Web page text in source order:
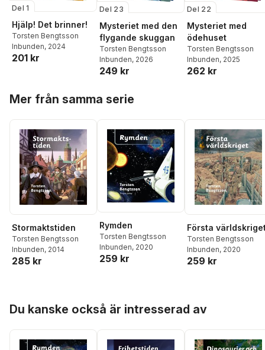
Del 1
Hjälp! Det brinner!
Torsten Bengtsson
Inbunden, 2024
201 kr
Del 23
Mysteriet med den
flygande skuggan
Torsten Bengtsson
Inbunden, 2026
249 kr
Del 22
Mysteriet med
ödehuset
Torsten Bengtsson
Inbunden, 2025
262 kr
Mer från samma serie
Stormaktstiden
Torsten Bengtsson
Inbunden, 2014
285 kr
Rymden
Torsten Bengtsson
Inbunden, 2020
259 kr
Första
Torsten Bengtsson
Inbunden, 2020
259 kr
Du kanske också är intresserad av